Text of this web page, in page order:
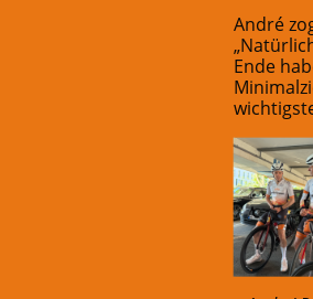
André
Ende